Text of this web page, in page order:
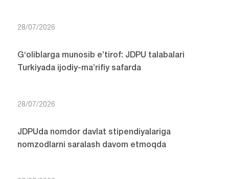
28/07/2026
G‘oliblarga munosib e’tirof: JDPU talabalari
Turkiyada ijodiy-ma’rifiy safarda
28/07/2026
JDPUda nomdor davlat stipendiyalariga
nomzodlarni saralash davom etmoqda